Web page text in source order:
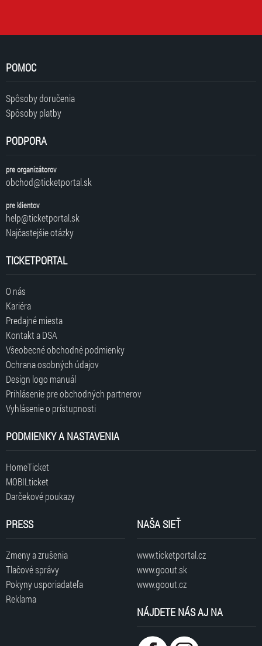
POMOC
Spôsoby doručenia
Spôsoby platby
PODPORA
pre organizátorov
obchod@ticketportal.sk
pre klientov
help@ticketportal.sk
Najčastejšie otázky
TICKETPORTAL
O nás
Kariéra
Predajné miesta
Kontakt a DSA
Všeobecné obchodné podmienky
Ochrana osobných údajov
Design logo manuál
Prihlásenie pre obchodných partnerov
Vyhlásenie o prístupnosti
PODMIENKY A NASTAVENIA
HomeTicket
MOBILticket
Darčekové poukazy
PRESS
Zmeny a zrušenia
Tlačové správy
Pokyny usporiadateľa
Reklama
NAŠA SIEŤ
www.ticketportal.cz
www.goout.sk
www.goout.cz
NÁJDETE NÁS AJ NA